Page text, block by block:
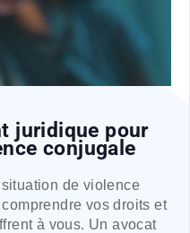
juridique pour
conjugale
de violence
vos droits et
à vous. Un avocat